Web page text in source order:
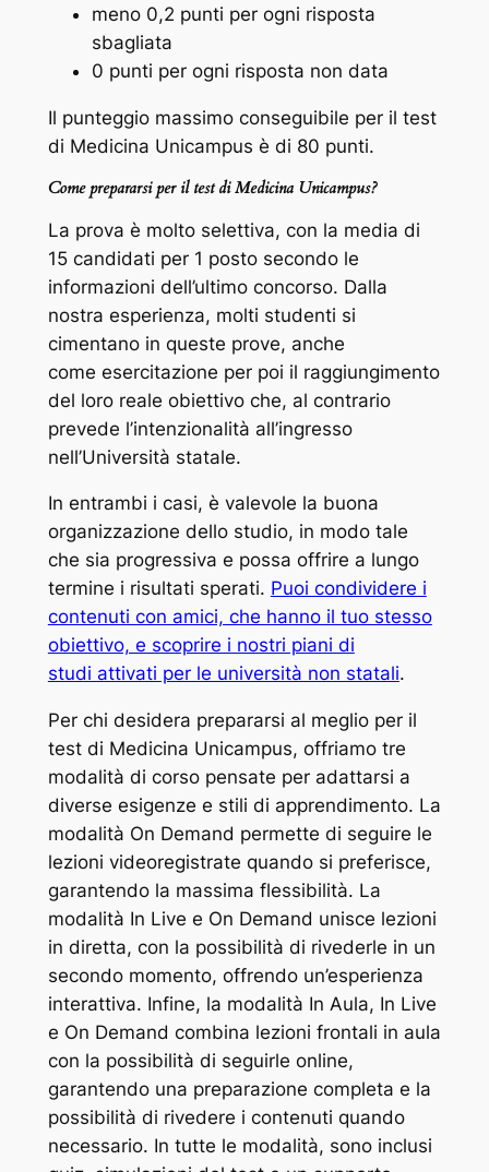
meno 0,2 punti per ogni risposta
sbagliata
0 punti per ogni risposta non data
Il punteggio massimo conseguibile per il test
di Medicina Unicampus è di 80 punti.
Come prepararsi per il test di Medicina Unicampus?
La prova è molto selettiva, con la media di
15 candidati per 1 posto secondo le
informazioni dell’ultimo concorso. Dalla
nostra esperienza, molti studenti si
cimentano in queste prove, anche
come esercitazione per poi il raggiungimento
del loro reale obiettivo che, al contrario
prevede l’intenzionalità all’ingresso
nell’Università statale.
In entrambi i casi, è valevole la buona
organizzazione dello studio, in modo tale
che sia progressiva e possa offrire a lungo
termine i risultati sperati. Puoi condividere i
contenuti con amici, che hanno il tuo stesso
obiettivo, e scoprire i nostri piani di
studi attivati per le università non statali.
Per chi desidera prepararsi al meglio per il
test di Medicina Unicampus, offriamo tre
modalità di corso pensate per adattarsi a
diverse esigenze e stili di apprendimento. La
modalità On Demand permette di seguire le
lezioni videoregistrate quando si preferisce,
garantendo la massima flessibilità. La
modalità In Live e On Demand unisce lezioni
in diretta, con la possibilità di rivederle in un
secondo momento, offrendo un’esperienza
interattiva. Infine, la modalità In Aula, In Live
e On Demand combina lezioni frontali in aula
con la possibilità di seguirle online,
garantendo una preparazione completa e la
possibilità di rivedere i contenuti quando
necessario. In tutte le modalità, sono inclusi